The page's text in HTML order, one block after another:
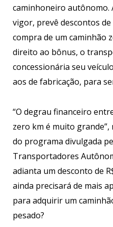
caminhoneiro autônomo.
vigor, prevê descontos de
compra de um caminhão
direito ao bônus, o
concessionária seu
aos de fabricação, para
“O degrau financeiro
zero km é muito
do programa divulgada
Transportadores
adianta um desconto de
ainda precisará de mais
para adquirir um
pesado?